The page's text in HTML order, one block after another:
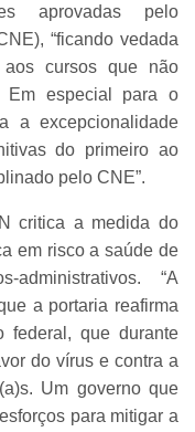
aprovadas pelo
“ficando vedada
aos cursos que não
Em especial para o
a excepcionalidade
do primeiro ao
pelo CNE”.
critica a medida do
em risco a saúde de
administrativos. “A
a portaria reafirma
federal, que durante
do vírus e contra a
Um governo que
para mitigar a